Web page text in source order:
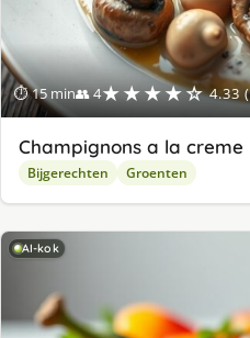
⏱ 15 min👥 4★★★★☆ 4.33
Champignons a la creme
Bijgerechten Groenten
AI-kok